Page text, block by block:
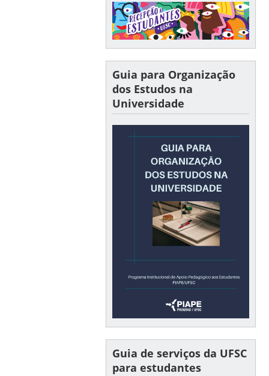
Guia para Organização
dos Estudos na
Universidade
Guia de serviços da UFSC
para estudantes